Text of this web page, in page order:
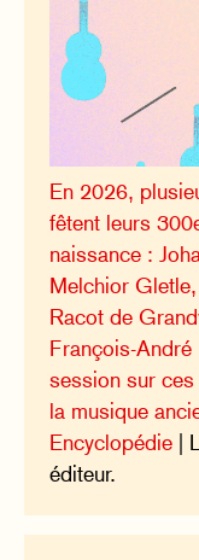
En 2026,
fêtent leurs
naissance :
Melchior
Racot de
François-André
session sur
la musique
Encyclopédie |
éditeur.